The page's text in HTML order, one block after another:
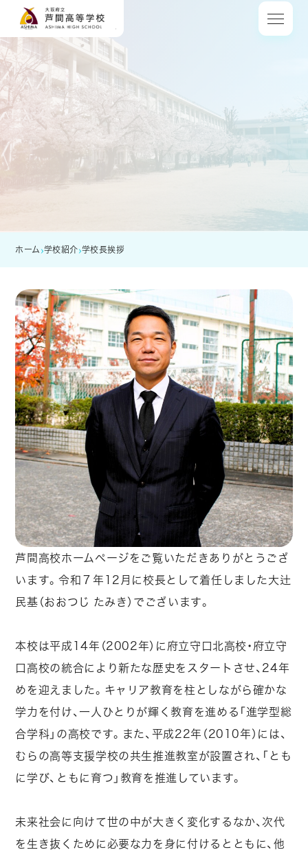
大阪府立 芦間高等
ホーム ›学校紹介›学校長挨拶
芦間高校ホームページをご覧いただきありがとうござ
います。令和７年12月に校長として着任しました大辻
民基（おおつじ たみき）でございます。
本校は平成14年（2002年）に府立守口北高校・府立守
口高校の統合により新たな歴史をスタートさせ、24年
めを迎えました。キャリア教育を柱としながら確かな
学力を付け、一人ひとりが輝く教育を進める「進学型総
合学科」の高校です。また、平成22年（2010年）には、
むらの高等支援学校の共生推進教室が設置され、「とも
に学び、ともに育つ」教育を推進しています。
未来社会に向けて世の中が大きく変化するなか、次代
を生き抜くために必要な力を身に付けるとともに、他